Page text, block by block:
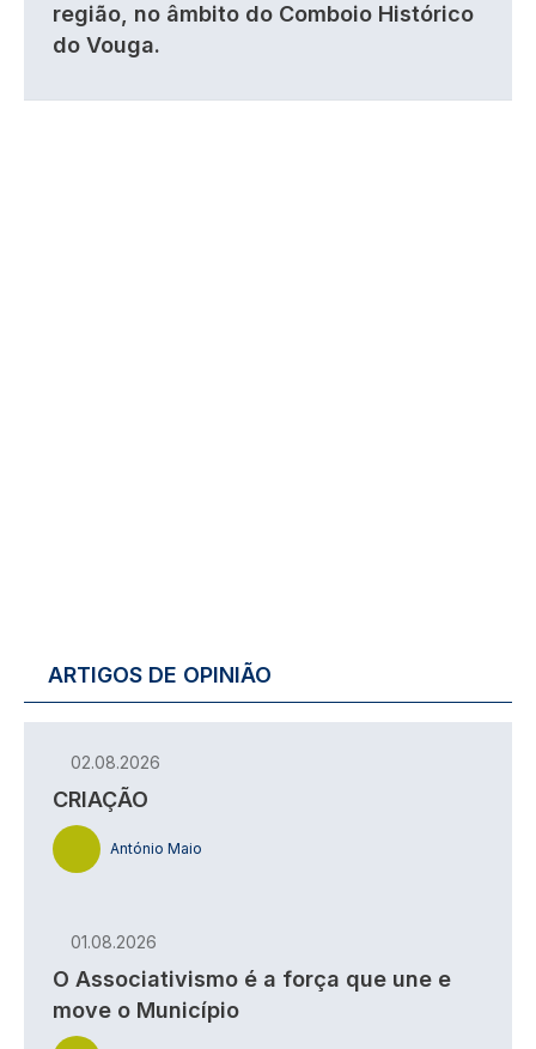
região, no âmbito do Comboio Histórico
do Vouga.
ARTIGOS DE OPINIÃO
02.08.2026
CRIAÇÃO
António Maio
01.08.2026
O Associativismo é a força que une e
move o Município